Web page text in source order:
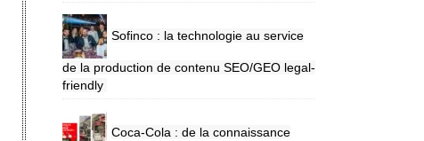
Sofinco : la technologie au service
de la production de contenu SEO/GEO legal-
friendly
Coca-Cola : de la connaissance